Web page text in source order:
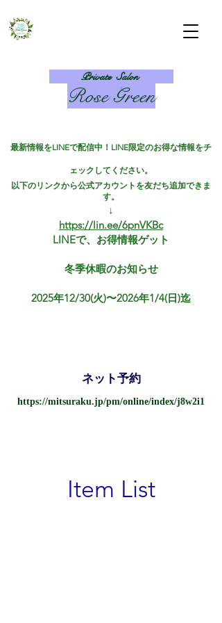
Private Salon
Rose Green​
ネット予約
https://mitsuraku.jp/pm/online/index/j8w2i1
最新情報をLINEで配信中！LINE限定のお得な情報をチ
ェックしてください。
以下のリンクから公式アカウントを友だち追加できま
す。
↓
https://lin.ee/6pnVKBc
​LINEで、お得情報ゲット
冬季休暇のお知らせ
2025年12/30(火)〜2026年1/4(日)迄
Item List